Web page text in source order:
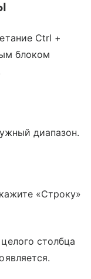
Ctrl +
блоком
диапазон.
«Строку»
столбца